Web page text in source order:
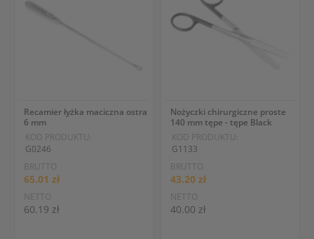
Recamier łyżka maciczna ostra
6 mm
KOD PRODUKTU:
G0246
BRUTTO
65.01 zł
NETTO
60.19 zł
Nożyczki chirurgiczne proste
140 mm tępe - tępe Black
KOD PRODUKTU:
G1133
BRUTTO
43.20 zł
NETTO
40.00 zł